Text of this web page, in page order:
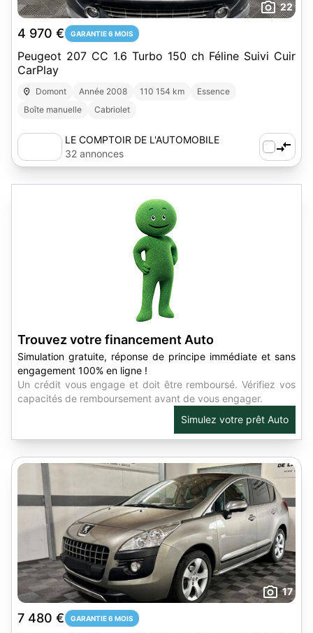
22
4 970 € GARANTIE 6 MOIS
Peugeot 207 CC 1.6 Turbo 150 ch Féline Suivi Cuir
CarPlay
Domont Année 2008 110 154 km
Essence
Boîte manuelle
Cabriolet
LE COMPTOIR DE L'AUTOMOBILE
32 annonces
Trouvez votre financement Auto
Simulation gratuite, réponse de principe immédiate et sans
engagement 100% en ligne !
Un crédit vous engage et doit être remboursé. Vérifiez vos
capacités de remboursement avant de vous engager.
Simulez votre prêt Auto
17
7 480 € GARANTIE 6 MOIS